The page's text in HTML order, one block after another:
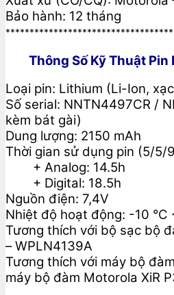
Bảo hành: 12 tháng
Thông Số Kỹ Thuật Pin
Loại pin: Lithium (Li-Ion,
Số serial: NNTN4497CR /
kèm bát gài)
Dung lượng: 2150 mAh
Thời gian sử dụng pin (5/5/
+ Analog: 14.5h
+ Digital: 18.5h
Nguồn điện: 7,4V
Nhiệt độ hoạt động: -10 °C
Tương thích với bộ sạc bộ
– WPLN4139A
Tương thích với máy bộ
máy bộ đàm Motorola XiR